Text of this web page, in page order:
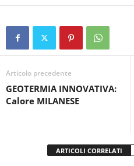
c
b
o
o
tt
at
s
A
p
t
vi
Articolo precedente
GEOTERMIA INNOVATIVA:
Calore MILANESE
ARTICOLI CORRELATI